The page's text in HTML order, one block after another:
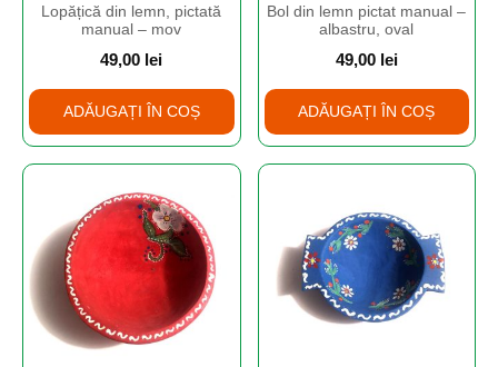
Lopățică din lemn, pictată
manual – mov
49,00 lei
ADĂUGAȚI ÎN COȘ
Bol din lemn pictat manual –
albastru, oval
49,00 lei
ADĂUGAȚI ÎN COȘ